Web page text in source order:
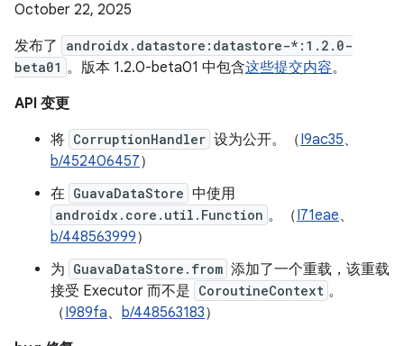
October 22, 2025
发布了
androidx.datastore:datastore-*:1.2.0-
beta01 。版本 1.2.0-beta01 中包含这些提交内容。
API 变更
将 CorruptionHandler 设为公开。（I9ac35、
b/452406457）
在 GuavaDataStore 中使用
androidx.core.util.Function 。（I71eae、
b/448563999）
为 GuavaDataStore.from 添加了一个重载，该重载
接受 Executor 而不是 CoroutineContext 。
（I989fa、 b/448563183）